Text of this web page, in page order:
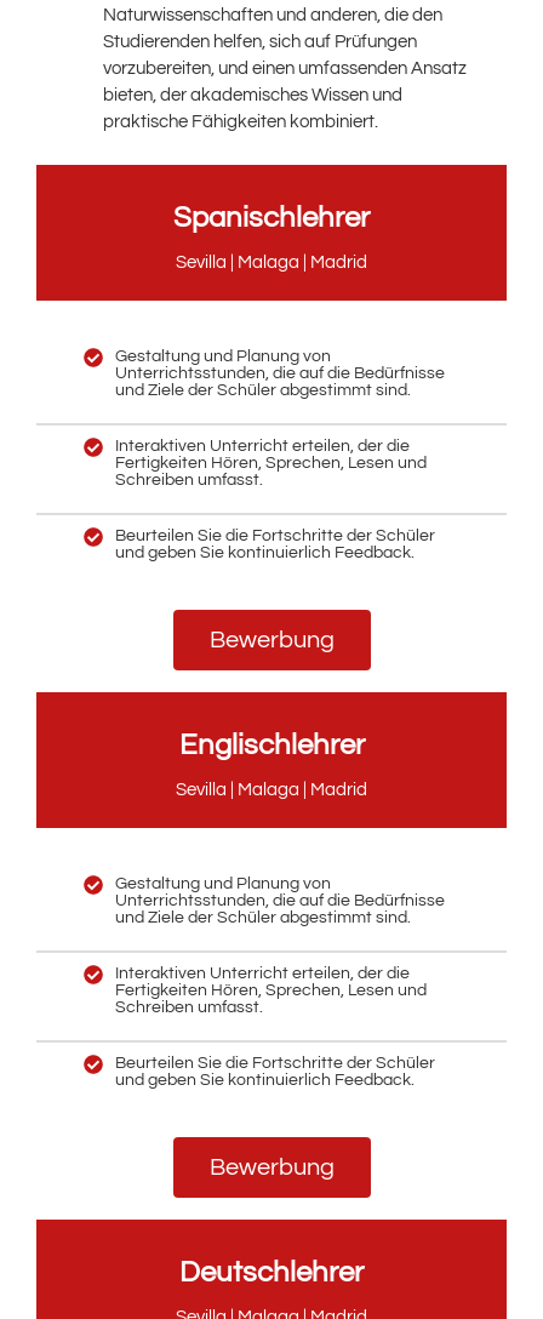
Naturwissenschaften und anderen, die den
Studierenden helfen, sich auf Prüfungen
vorzubereiten, und einen umfassenden Ansatz
bieten, der akademisches Wissen und
praktische Fähigkeiten kombiniert.
Spanischlehrer
Sevilla | Malaga | Madrid
Gestaltung und Planung von
Unterrichtsstunden, die auf die Bedürfnisse
und Ziele der Schüler abgestimmt sind.
Interaktiven Unterricht erteilen, der die
Fertigkeiten Hören, Sprechen, Lesen und
Schreiben umfasst.
Beurteilen Sie die Fortschritte der Schüler
und geben Sie kontinuierlich Feedback.
Bewerbung
Englischlehrer
Sevilla | Malaga | Madrid
Gestaltung und Planung von
Unterrichtsstunden, die auf die Bedürfnisse
und Ziele der Schüler abgestimmt sind.
Interaktiven Unterricht erteilen, der die
Fertigkeiten Hören, Sprechen, Lesen und
Schreiben umfasst.
Beurteilen Sie die Fortschritte der Schüler
und geben Sie kontinuierlich Feedback.
Bewerbung
Deutschlehrer